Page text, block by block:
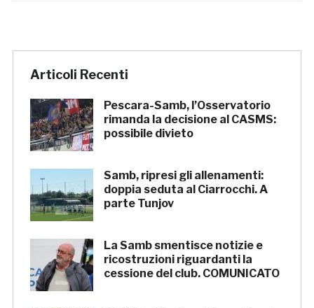
Articoli Recenti
Pescara-Samb, l’Osservatorio
rimanda la decisione al CASMS:
possibile divieto
Samb, ripresi gli allenamenti:
doppia seduta al Ciarrocchi. A
parte Tunjov
La Samb smentisce notizie e
ricostruzioni riguardanti la
cessione del club. COMUNICATO